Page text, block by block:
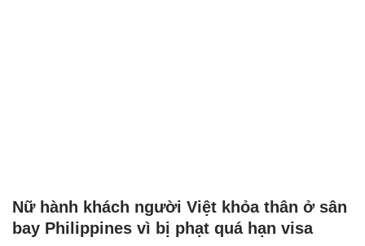
Nữ hành khách người Việt khỏa thân ở sân
bay Philippines vì bị phạt quá hạn visa